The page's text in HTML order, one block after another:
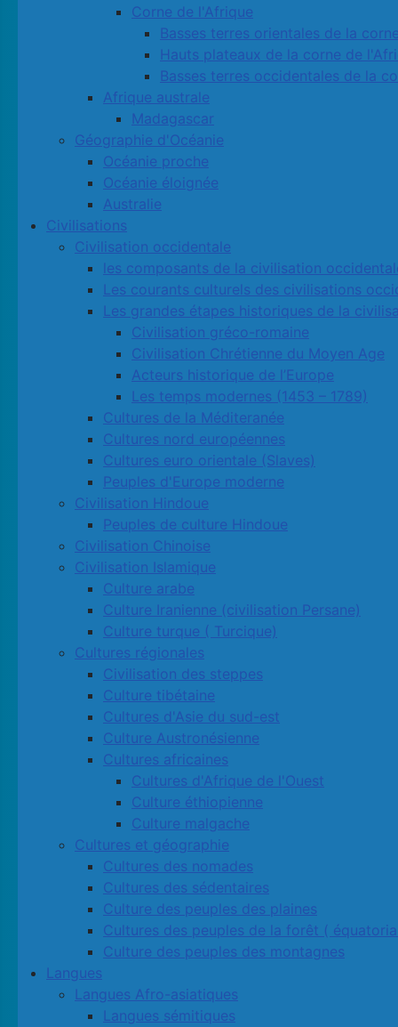
Corne de l'Afrique
Basses terres orientales de la
Hauts plateaux de la corne de
Basses terres occidentales de la
Afrique australe
Madagascar
Géographie d'Océanie
Océanie proche
Océanie éloignée
Australie
Civilisations
Civilisation occidentale
les composants de la civilisation
Les courants culturels des civilisations
Les grandes étapes historiques de la
Civilisation gréco-romaine
Civilisation Chrétienne du Moyen Age
Acteurs historique de l’Europe
Les temps modernes (1453 – 1789)
Cultures de la Méditeranée
Cultures nord européennes
Cultures euro orientale (Slaves)
Peuples d'Europe moderne
Civilisation Hindoue
Peuples de culture Hindoue
Civilisation Chinoise
Civilisation Islamique
Culture arabe
Culture Iranienne (civilisation Persane)
Culture turque ( Turcique)
Cultures régionales
Civilisation des steppes
Culture tibétaine
Cultures d'Asie du sud-est
Culture Austronésienne
Cultures africaines
Cultures d'Afrique de l'Ouest
Culture éthiopienne
Culture malgache
Cultures et géographie
Cultures des nomades
Cultures des sédentaires
Culture des peuples des plaines
Cultures des peuples de la forêt (
Culture des peuples des montagnes
Langues
Langues Afro-asiatiques
Langues sémitiques